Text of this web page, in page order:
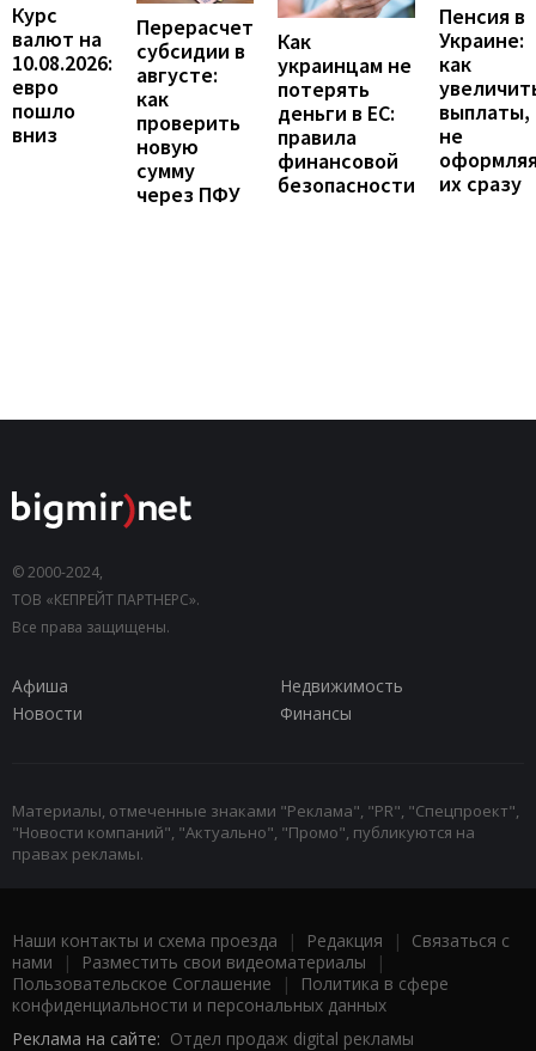
Курс
валют на
10.08.2026:
евро
пошло
вниз
Перерасчет
субсидии в
августе:
как
проверить
новую
сумму
через ПФУ
Как
украинцам не
потерять
деньги в ЕС:
правила
финансовой
безопасности
Пенсия в
Украине:
как
выплаты,
не
их сразу
© 2000-2024,
ТОВ «КЕПРЕЙТ ПАРТНЕРС».
Все права защищены.
Афиша
Недвижимость
Новости
Финансы
Материалы, отмеченные знаками "Реклама", "PR", "Спецпроект",
"Новости компаний", "Актуально", "Промо", публикуются на
правах рекламы.
Наши контакты и схема проезда | Редакция | Связаться с
нами | Разместить свои видеоматериалы |
Пользовательское Соглашение |
Политика в сфере
конфиденциальности и персональных данных
Реклама на сайте: Отдел продаж digital рекламы